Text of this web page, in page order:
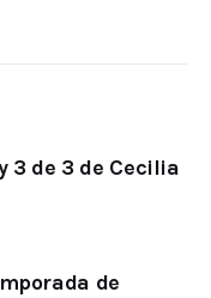
3 de 3 de Cecilia
de